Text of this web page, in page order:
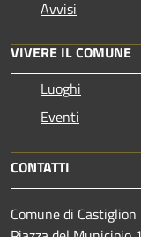
Avvisi
VIVERE IL COMUNE
Luoghi
Eventi
CONTATTI
Comune di